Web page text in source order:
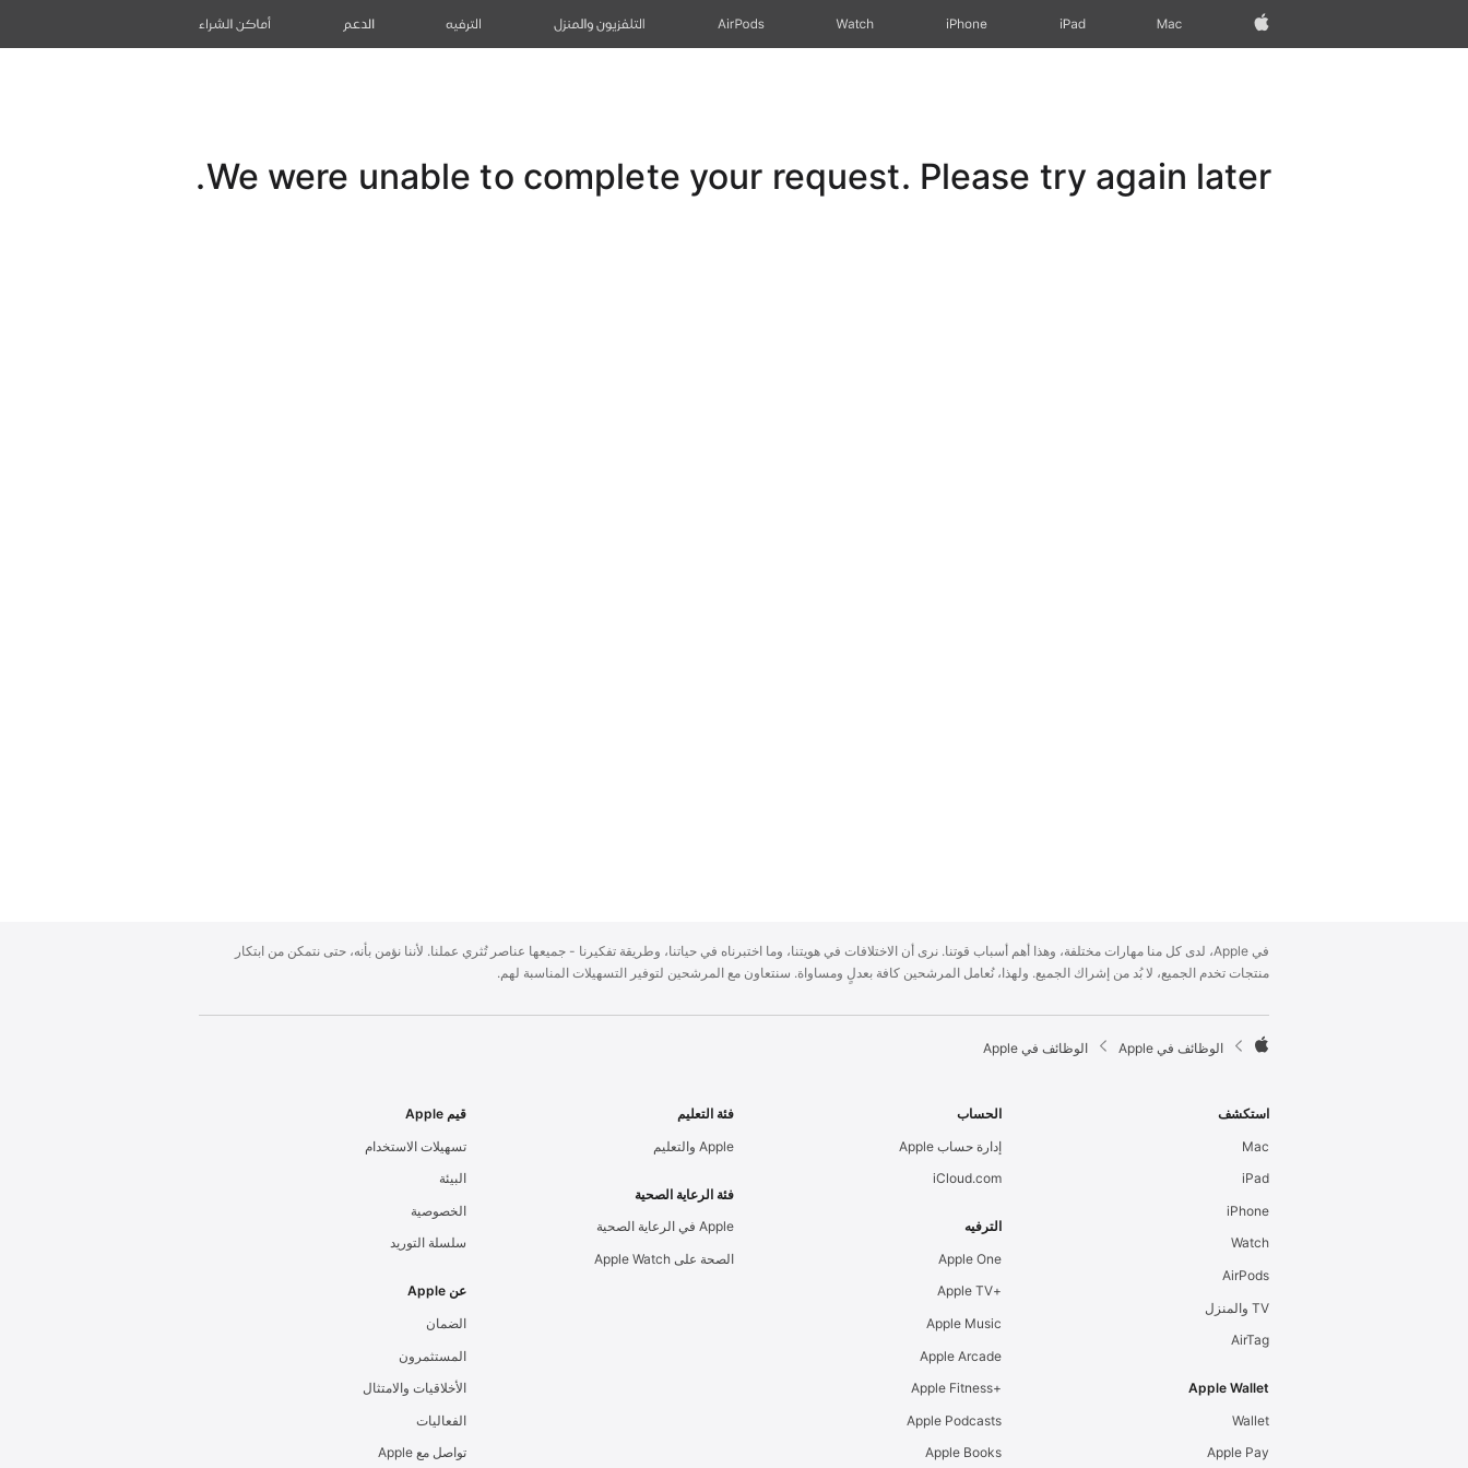
Apple‏
Mac
iPad‏
iPhone
Watch
AirPods التلفزيون والمنزل الترفيه الدعم أماكن الشراء
We were unable to complete your request. Please try again later.
p
p
e
F
t
r
في Apple، لدى كل منا مهارات مختلفة، وهذا أهم أسباب قوتنا. نرى أن الاختلافات في هويتنا، وما اختبرناه في حياتنا، وطريقة تفكيرنا - جميعها عناصر تُثري عملنا. لأننا نؤمن بأنه، حتى نتمكن من ابتكار
منتجات تخدم الجميع، لا بُد من إشراك الجميع. ولهذا، نُعامل المرشحين كافة بعدلٍ ومساواة. سنتعاون مع المرشحين لتوفير التسهيلات المناسبة لهم.

p
e
الوظائف في Apple الوظائف في Apple
استكشف
Mac
iPad
iPhone
Watch
AirPods
TV والمنزل
AirTag
Apple Wallet
Wallet
Apple Pay
الحساب
إدارة حساب Apple
iCloud.com
الترفيه
Apple One
+Apple TV
Apple Music
Apple Arcade
+Apple Fitness
Apple Podcasts
Apple Books
فئة التعليم
Apple والتعليم
فئة الرعاية الصحية
Apple في الرعاية الصحية
الصحة على Apple Watch
قيم Apple
تسهيلات الاستخدام
البيئة
الخصوصية
سلسلة التوريد
عن Apple
الضمان
المستثمرون
الأخلاقيات والامتثال
الفعاليات
تواصل مع Apple